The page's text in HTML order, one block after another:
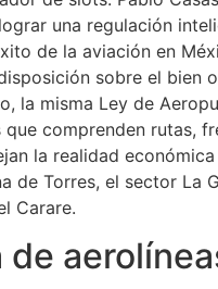
una regulación
de la aviación en
sobre el bien
la misma Ley de
comprenden rutas,
la realidad
de Torres, el sector La
Carare.
de